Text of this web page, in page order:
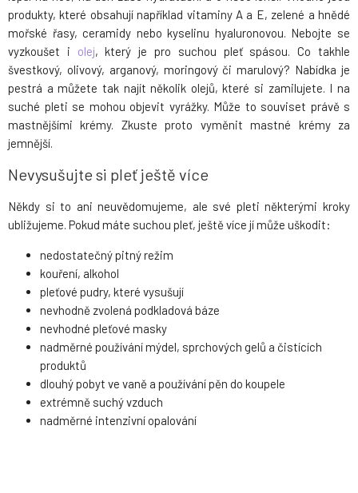
produkty, které obsahují například vitaminy A a E, zelené a hnědé
mořské řasy, ceramidy nebo kyselinu hyaluronovou. Nebojte se
vyzkoušet i olej, který je pro suchou pleť spásou. Co takhle
švestkový, olivový, arganový, moringový či marulový? Nabídka je
pestrá a můžete tak najít několik olejů, které si zamilujete. I na
suché pleti se mohou objevit vyrážky. Může to souviset právě s
mastnějšími krémy. Zkuste proto vyměnit mastné krémy za
jemnější.
Nevysušujte si pleť ještě více
Někdy si to ani neuvědomujeme, ale své pleti některými kroky
ubližujeme. Pokud máte suchou pleť, ještě více jí může uškodit:
nedostatečný pitný režim
kouření, alkohol
pleťové pudry, které vysušují
nevhodně zvolená podkladová báze
nevhodné pleťové masky
nadměrné používání mýdel, sprchových gelů a čistících
produktů
dlouhý pobyt ve vaně a používání pěn do koupele
extrémně suchý vzduch
nadměrné intenzivní opalování